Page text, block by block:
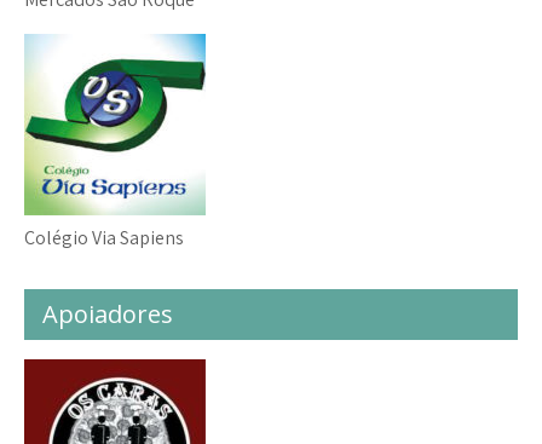
Colégio Via Sapiens
Apoiadores